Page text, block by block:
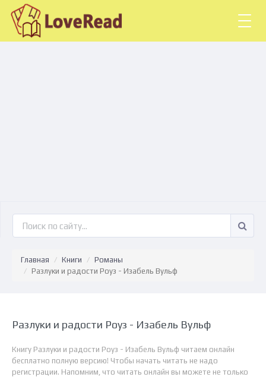
Главная Книги
Романы
Разлуки и радости Роуз - Изабель Вульф
Разлуки и радости Роуз - Изабель Вульф
Книгу Разлуки и радости Роуз - Изабель Вульф читаем онлайн
бесплатно полную версию! Чтобы начать читать не надо
регистрации. Напомним, что читать онлайн вы можете не только